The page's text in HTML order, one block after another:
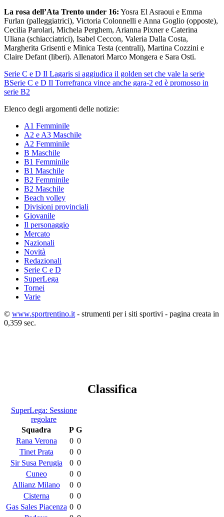
La rosa dell’Ata Trento under 16: Yosra El Asraoui e Emma
Furlan (palleggiatrici), Victoria Colonnelli e Anna Goglio (opposte),
Cecilia Parolari, Michela Perghem, Arianna Pixner e Caterina
Uliana (schiacciatrici), Isabel Ceccon, Valeria Dalla Costa,
Margherita Grisenti e Minica Testa (centrali), Martina Cozzini e
Claire Defant (liberi). Allenatori Marco Mongera e Sara Osti.
Serie C e D Il Lagaris si aggiudica il golden set che vale la serie
BSerie C e D Il Torrefranca vince anche gara-2 ed è promosso in
serie B2
Elenco degli argomenti delle notizie:
A1 Femminile
A2 e A3 Maschile
A2 Femminile
B Maschile
B1 Femminile
B1 Maschile
B2 Femminile
B2 Maschile
Beach volley
Divisioni provinciali
Giovanile
Il personaggio
Mercato
Nazionali
Novità
Redazionali
Serie C e D
SuperLega
Tornei
Varie
© www.sportrentino.it- strumenti per i siti sportivi - pagina creata in
0,359 sec.
Classifica
SuperLega: Sessione
regolare
Squadra
P G
Rana Verona
0 0
Tinet Prata
0 0
Sir Susa Perugia
0 0
Cuneo
0 0
Allianz Milano
0 0
Cisterna
0 0
Gas Sales Piacenza 0 0